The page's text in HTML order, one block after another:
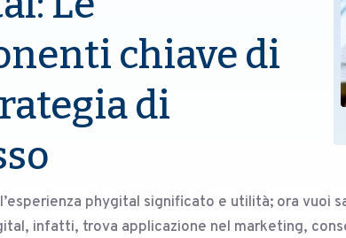
chiave di
di
phygital significato e utilità; ora vuoi
infatti, trova applicazione nel marketing,